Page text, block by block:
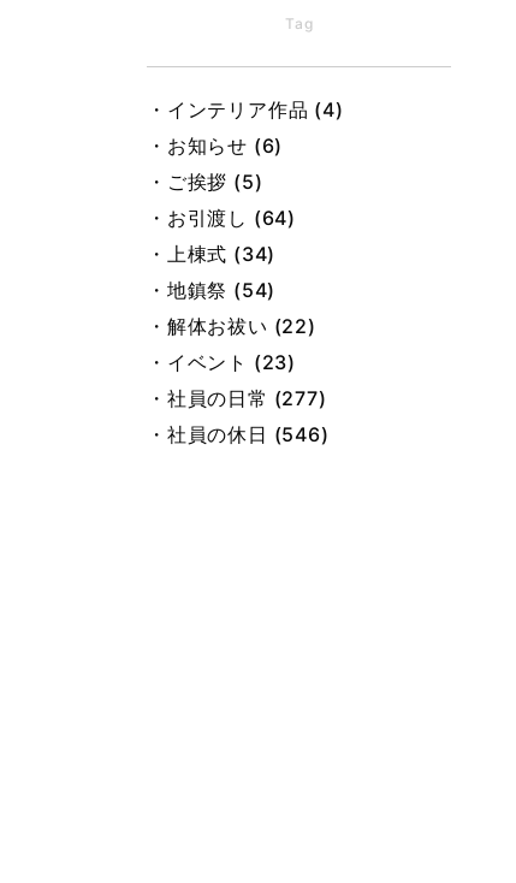
・設計 小板 (25)
・設計 仲田 (7)
・設計 古谷 (14)
・設計 梶田 (18)
・大工 楯 (20)
・総務 松村 (31)
・総務 村上 (28)
・総務 岡山 (84)
・総務 野村 (33)
・総務 小池 (21)
Tag
・インテリア作品 (4)
・お知らせ (6)
・ご挨拶 (5)
・お引渡し (64)
・上棟式 (34)
・地鎮祭 (54)
・解体お祓い (22)
・イベント (23)
・社員の日常 (277)
・社員の休日 (546)